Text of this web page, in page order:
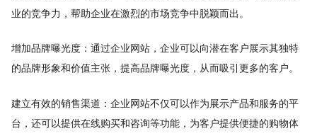
业的竞争力，帮助企业在激烈的市场竞争中脱颖而出。
增加品牌曝光度：通过企业网站，企业可以向潜在客户展示其独特
的品牌形象和价值主张，提高品牌曝光度，从而吸引更多的客户。
建立有效的销售渠道：企业网站不仅可以作为展示产品和服务的平
台，还可以提供在线购买和咨询等功能，为客户提供便捷的购物体